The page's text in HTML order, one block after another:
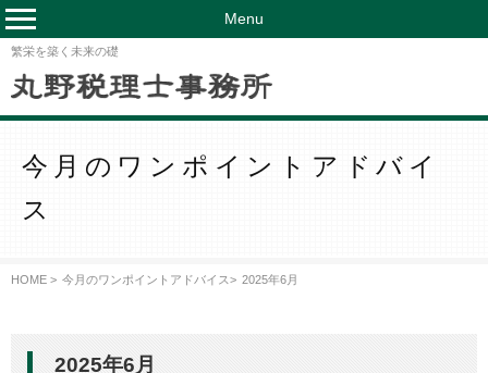
繁栄を築く未来の礎
Menu
今月のワンポイントアドバイ
ス
HOME > 今月のワンポイントアドバイス> 2025年6月
2025年6月